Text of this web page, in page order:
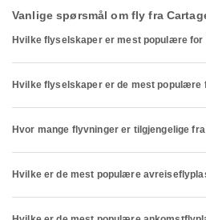
Vanlige spørsmål om fly fra
Hvilke flyselskaper er mest populære
Hvilke flyselskaper er de mest populære
Hvor mange flyvninger er tilgjengelige
Hvilke er de mest populære